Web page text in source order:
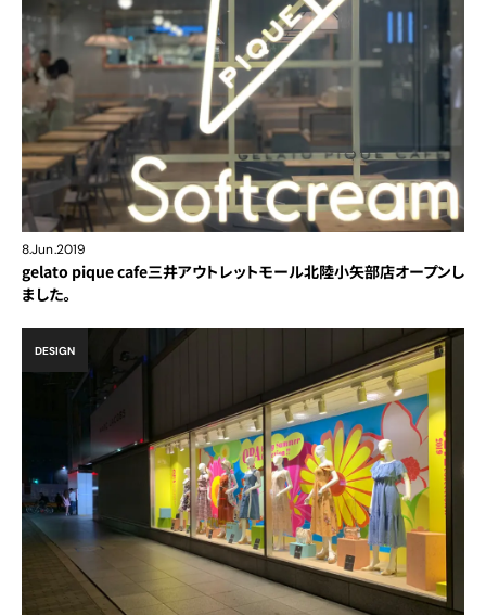
8.Jun.2019
gelato pique cafe三井アウトレットモール北陸小矢部店オープンし
ました。
DESIGN